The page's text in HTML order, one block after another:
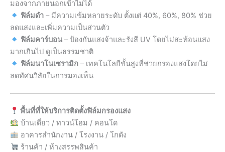
มองจากภายนอกเข้าไม่ได้
ฟิล์มดำ– มีความเข้มหลายระดับ ตั้งแต่ 40%, 60%, 80% ช่วย
ลดแสงและเพิ่มความเป็นส่วนตัว
ฟิล์มคาร์บอน– ป้องกันแสงจ้าและรังสี UV โดยไม่สะท้อนแสง
มากเกินไป ดูเป็นธรรมชาติ
ฟิล์มนาโนเซรามิก– เทคโนโลยีขั้นสูงที่ช่วยกรองแสงโดยไม่
ลดทัศนวิสัยในการมองเห็น
พื้นที่ที่ให้บริการติดตั้งฟิล์มกรองแสง
บ้านเดี่ยว / ทาวน์โฮม / คอนโด
อาคารสำนักงาน / โรงงาน / โกดัง
ร้านค้า / ห้างสรรพสินค้า